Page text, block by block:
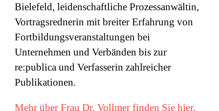
Bielefeld, leidenschaftliche Prozessanwältin,
Vortragsrednerin mit breiter Erfahrung von
Fortbildungsveranstaltungen bei
Unternehmen und Verbänden bis zur
re:publica und Verfasserin zahlreicher
Publikationen.
Mehr über Frau Dr. Vollmer finden Sie hier.